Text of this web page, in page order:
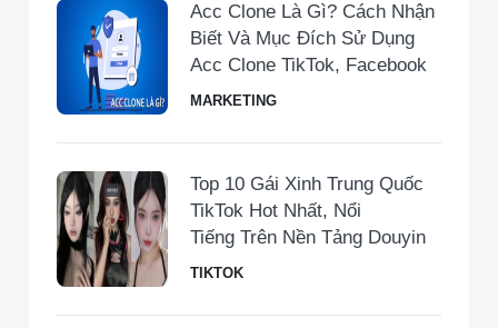
Acc Clone Là Gì? Cách Nhận
Biết Và Mục Đích Sử Dụng
Acc Clone TikTok, Facebook
MARKETING
Top 10 Gái Xinh Trung Quốc
TikTok Hot Nhất, Nổi
Tiếng Trên Nền Tảng Douyin
TIKTOK